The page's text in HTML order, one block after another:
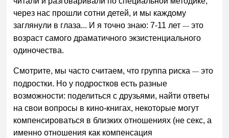
через нас прошли сотни детей, и мы каждому
заглянули в глаза... И я точно знаю: 7-11 лет—это
возраст самого драматичного экзистенциального
одиночества.
Смотрите, мы часто считаем, что группа риска—это
подростки. Но у подростков есть разные
возможности: поделиться с друзьями, найти ответы
на свои вопросы в кино-книгах, некоторые могут
компенсироваться в близких отношениях (не секс, а
именно отношения как компенсация